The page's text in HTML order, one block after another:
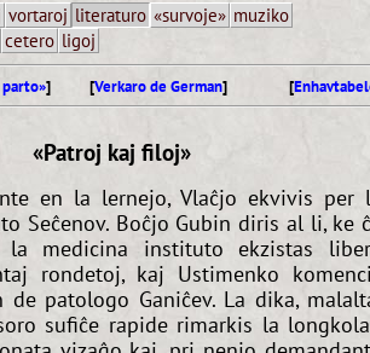
vortaroj literaturo «survoje» muziko
cetero ligoj
parto»] [Verkaro de German] [
«Patroj kaj filoj»
en la lernejo, Vlaĉjo ekvivis per
Seĉenov. Boĉjo Gubin diris al li, ke
medicina instituto ekzistas
rondetoj, kaj Ustimenko
patologo Ganiĉev. La dika,
sufiĉe rapide rimarkis la